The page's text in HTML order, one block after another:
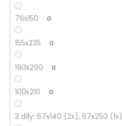
76x150 0
155x235 0
190x290 0
100x210 0
3 díly: 67x140 (2x), 67x250 (1x)